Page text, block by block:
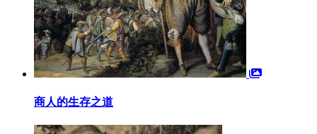
商人的生存之道